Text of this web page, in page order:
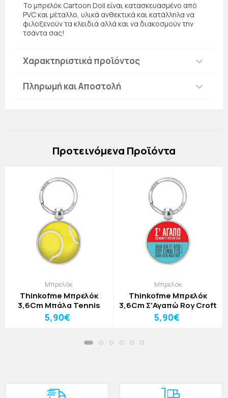
Το μπρελόκ Cartoon Doll είναι κατασκευασμένο από
PVC και μέταλλο, υλικά ανθεκτικά και κατάλληλα να
φιλοξενούν τα κλειδιά αλλά και να διακοσμούν την
τσάντα σας!
Χαρακτηριστικά προϊόντος
Πληρωμή και Αποστολή
Πρoτεινόμενα Προϊόντα
Μπρελόκ
Thinkofme Μπρελόκ
3,6Cm Μπάλα Tennis
5,90€
Μπρελόκ
Thinkofme Μπρελόκ
3,6Cm Σ'Αγαπώ Roy Croft
5,90€